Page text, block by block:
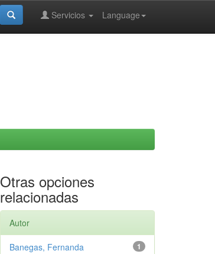
Language
Servicios
Otras opciones
relacionadas
Autor
1
Banegas, Fernanda